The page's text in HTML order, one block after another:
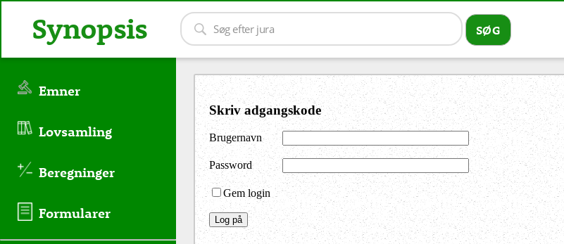
Skriv adgangskode
Brugernavn
Password
Gem login
Emner
Lovsamling
Beregninger
Formularer
Synopsis